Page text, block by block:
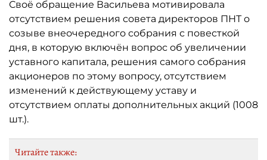
Своё обращение Васильева мотивировала
отсутствием решения совета директоров ПНТ о
созыве внеочередного собрания с повесткой
дня, в которую включён вопрос об увеличении
уставного капитала, решения самого собрания
акционеров по этому вопросу, отсутствием
изменений к действующему уставу и
отсутствием оплаты дополнительных акций (1008
шт.).
Читайте также: